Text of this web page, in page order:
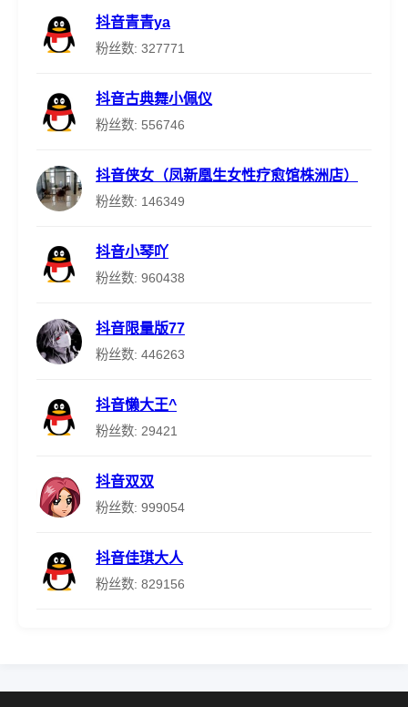
抖音青青ya
粉丝数: 327771
抖音古典舞小佩仪
粉丝数: 556746
抖音侠女（凤新凰生女性疗愈馆株洲店）
粉丝数: 146349
抖音小琴吖
粉丝数: 960438
抖音限量版77
粉丝数: 446263
抖音懒大王^
粉丝数: 29421
抖音双双
粉丝数: 999054
抖音佳琪大人
粉丝数: 829156